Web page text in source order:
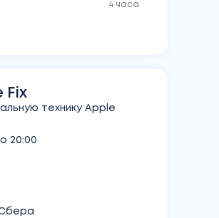
4 часа
Fix
технику Apple
20:00